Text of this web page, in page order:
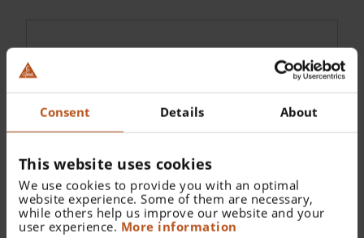
Consent Details About
This website uses cookies
We use cookies to provide you with an optimal
website experience. Some of them are necessary,
while others help us improve our website and your
user experience. More information